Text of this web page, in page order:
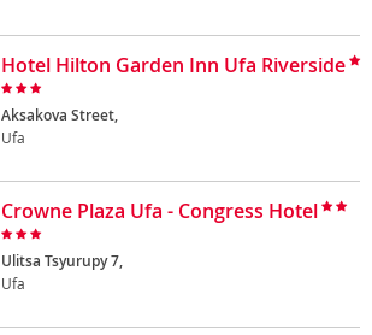
Hotel Hilton Garden Inn Ufa Riverside
Aksakova Street,
Ufa
Crowne Plaza Ufa - Congress Hotel
Ulitsa Tsyurupy 7,
Ufa